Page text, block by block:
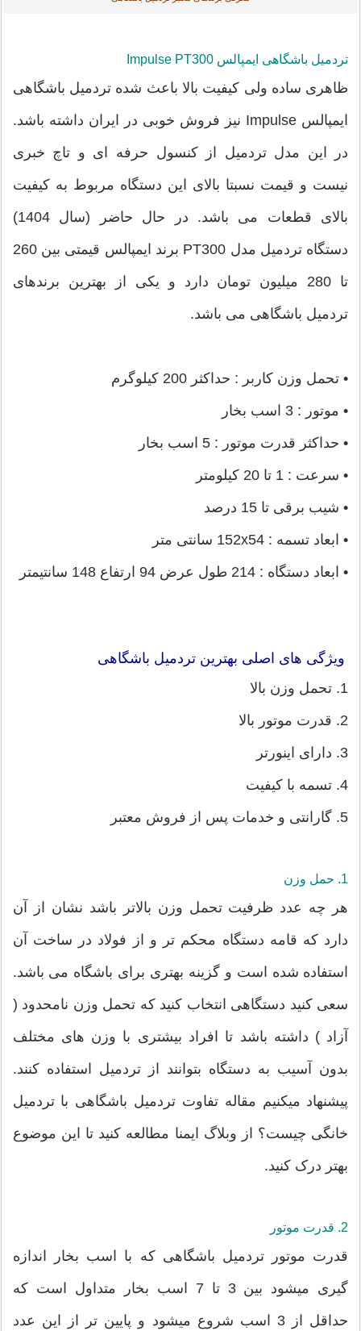
تردمیل باشگاهی ایمپالس Impulse PT300
ظاهری ساده ولی کیفیت بالا باعث شده تردمیل باشگاهی
ایمپالس Impulse نیز فروش خوبی در ایران داشته باشد.
در این مدل تردمیل از کنسول حرفه ای و تاچ خبری
نیست و قیمت نسبتا بالای این دستگاه مربوط به کیفیت
بالای قطعات می باشد. در حال حاضر (سال 1404)
دستگاه تردمیل مدل PT300 برند ایمپالس قیمتی بین 260
تا 280 میلیون تومان دارد و یکی از بهترین برندهای
تردمیل باشگاهی می باشد.
• تحمل وزن کاربر : حداکثر 200 کیلوگرم
• موتور : 3 اسب بخار
• حداکثر قدرت موتور : 5 اسب بخار
• سرعت : 1 تا 20 کیلومتر
• شیب برقی تا 15 درصد
• ابعاد تسمه : 152x54 سانتی متر
• ابعاد دستگاه : 214 طول عرض 94 ارتفاع 148 سانتیمتر
ویژگی های اصلی بهترین تردمیل باشگاهی
1. تحمل وزن بالا
2. قدرت موتور بالا
3. دارای اینورتر
4. تسمه با کیفیت
5. گارانتی و خدمات پس از فروش معتبر
1. حمل وزن
هر چه عدد ظرفیت تحمل وزن بالاتر باشد نشان از آن
دارد که قامه دستگاه محکم تر و از فولاد در ساخت آن
استفاده شده است و گزینه بهتری برای باشگاه می باشد.
سعی کنید دستگاهی انتخاب کنید که تحمل وزن نامحدود (
آزاد ) داشته باشد تا افراد بیشتری با وزن های مختلف
بدون آسیب به دستگاه بتوانند از تردمیل استفاده کنند.
پیشنهاد میکنیم مقاله تفاوت تردمیل باشگاهی با تردمیل
خانگی چیست؟ از وبلاگ ایمنا مطالعه کنید تا این موضوع
بهتر درک کنید.
2. قدرت موتور
قدرت موتور تردمیل باشگاهی که با اسب بخار اندازه
گیری میشود بین 3 تا 7 اسب بخار متداول است که
حداقل از 3 اسب شروع میشود و پایین تر از این عدد